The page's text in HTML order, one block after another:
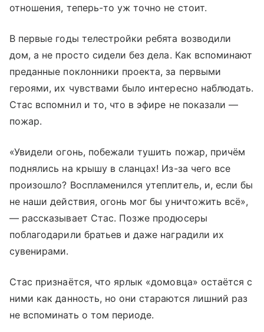
отношения, теперь-то уж точно не стоит.
В первые годы телестройки ребята возводили
дом, а не просто сидели без дела. Как вспоминают
преданные поклонники проекта, за первыми
героями, их чувствами было интересно наблюдать.
Стас вспомнил и то, что в эфире не показали —
пожар.
«Увидели огонь, побежали тушить пожар, причём
поднялись на крышу в сланцах! Из-за чего все
произошло? Воспламенился утеплитель, и, если бы
не наши действия, огонь мог бы уничтожить всё»,
— рассказывает Стас. Позже продюсеры
поблагодарили братьев и даже наградили их
сувенирами.
Стас признаётся, что ярлык «домовца» остаётся с
ними как данность, но они стараются лишний раз
не вспоминать о том периоде.